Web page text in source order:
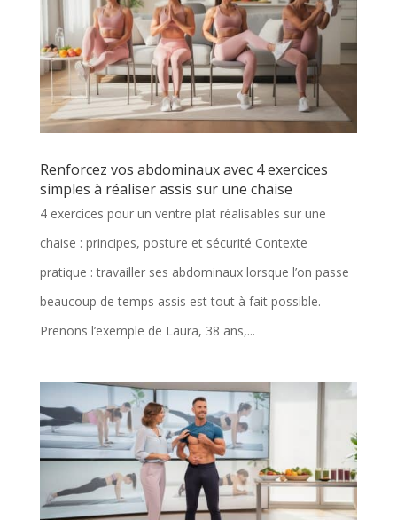
Renforcez vos abdominaux avec 4 exercices
simples à réaliser assis sur une chaise
4 exercices pour un ventre plat réalisables sur une
chaise : principes, posture et sécurité Contexte
pratique : travailler ses abdominaux lorsque l’on passe
beaucoup de temps assis est tout à fait possible.
Prenons l’exemple de Laura, 38 ans,...